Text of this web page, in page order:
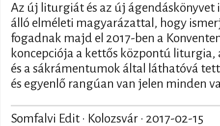
Az új liturgiát és az új ágendáskönyvet
álló elméleti magyarázattal, hogy
fogadnak majd el 2017-ben a
koncepciója a kettős központú liturgia,
és a sákrámentumok által láthatóvá
és egyenlő rangúan van jelen minden
Somfalvi Edit · Kolozsvár · 2017-02-15